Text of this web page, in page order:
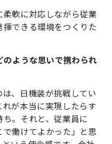
軟に対応しながら従業
できる環境をつくりた
のような思いで携わられ
、日機装が挑戦してい
が本当に実現したらす
。それと、従業員に
で働けてよかった」と思